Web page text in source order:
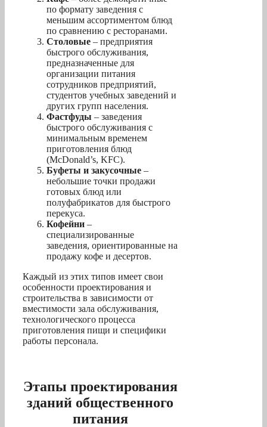
по формату заведения с
меньшим ассортиментом блюд
по сравнению с ресторанами.
Столовые – предприятия
быстрого обслуживания,
предназначенные для
организации питания
сотрудников предприятий,
студентов учебных заведений и
других групп населения.
Фастфуды – заведения
быстрого обслуживания с
минимальным временем
приготовления блюд
(McDonald’s, KFC).
Буфеты и закусочные –
небольшие точки продажи
готовых блюд или
полуфабрикатов для быстрого
перекуса.
Кофейни –
специализированные
заведения, ориентированные на
продажу кофе и десертов.
Каждый из этих типов имеет свои
особенности проектирования и
строительства в зависимости от
вместимости зала обслуживания,
технологического процесса
приготовления пищи и специфики
работы персонала.
Этапы проектирования
зданий общественного
питания